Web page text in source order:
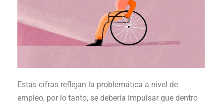
Estas cifras reflejan la problemática a nivel de
empleo, por lo tanto, se debería impulsar que dentro